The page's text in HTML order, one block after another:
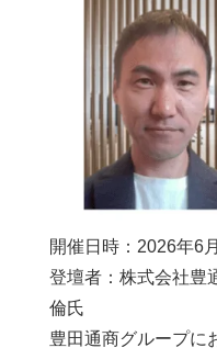
開催日時：2026年6
登壇者：株式会社豊
倫氏
豊田通商グループに